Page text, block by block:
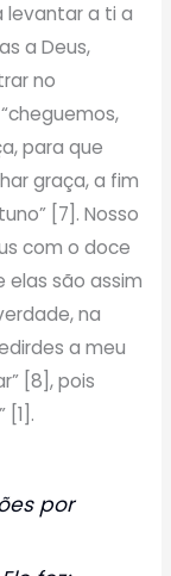
levantar a ti a
a Deus,
no
para que
graça, a fim
[7]. Nosso
com o doce
elas são assim
na
a meu
[8], pois
[1].
por